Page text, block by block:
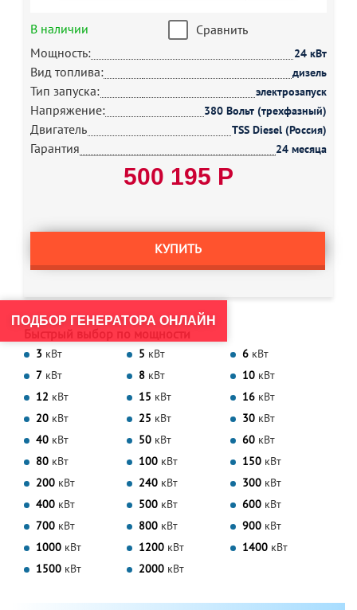
В наличии
Сравнить
Мощность:
24 кВт
Вид топлива: дизель
Тип запуска: электрозапуск
Напряжение: 380 Вольт (трехфазный)
Двигатель TSS Diesel (Россия)
Гарантия 24 месяца
500 195 Р
КУПИТЬ
Быстрый выбор по мощности
3 кВт 5 кВт 6 кВт
7 кВт 8 кВт 10 кВт
12 кВт 15 кВт 16 кВт
20 кВт 25 кВт 30 кВт
40 кВт 50 кВт 60 кВт
80 кВт 100 кВт 150 кВт
200 кВт 240 кВт 300 кВт
400 кВт 500 кВт 600 кВт
700 кВт 800 кВт 900 кВт
1000 кВт 1200 кВт 1400 кВт
1500 кВт 2000 кВт
ПОДБОР ГЕНЕРАТОРА ОНЛАЙН